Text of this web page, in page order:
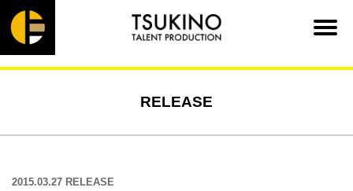
RELEASE
2015.03.27 RELEASE